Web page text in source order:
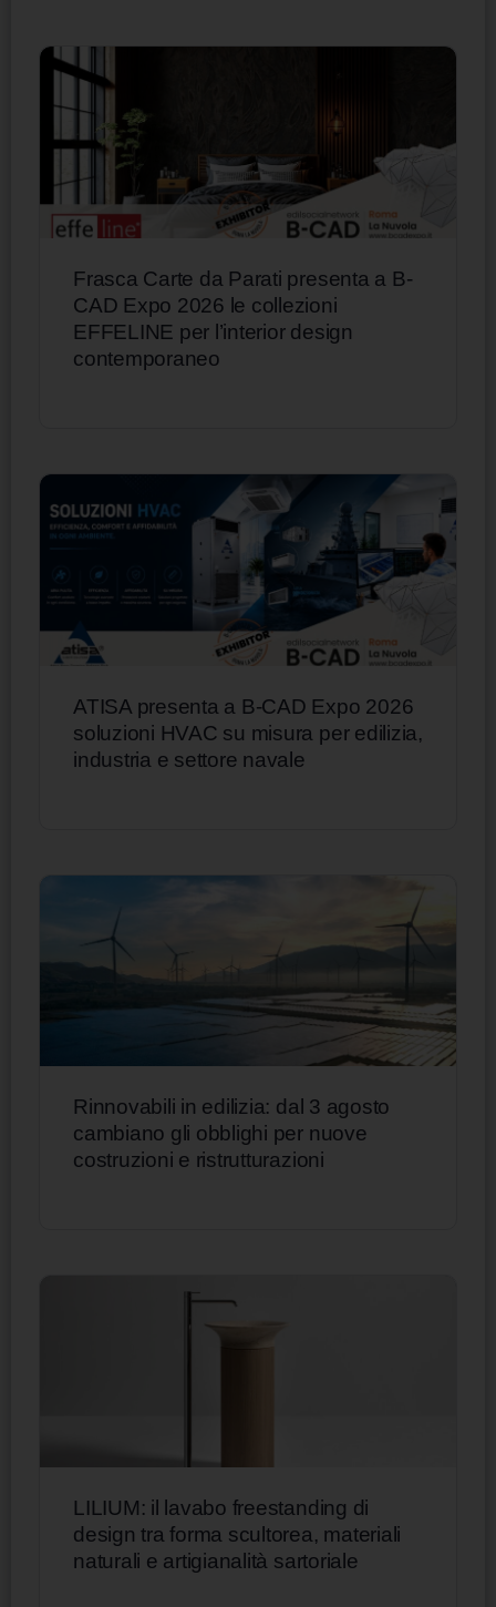
Frasca Carte da Parati presenta a B-
CAD Expo 2026 le collezioni
EFFELINE per l’interior design
contemporaneo
ATISA presenta a B-CAD Expo 2026
soluzioni HVAC su misura per edilizia,
industria e settore navale
Rinnovabili in edilizia: dal 3 agosto
cambiano gli obblighi per nuove
costruzioni e ristrutturazioni
LILIUM: il lavabo freestanding di
design tra forma scultorea, materiali
naturali e artigianalità sartoriale